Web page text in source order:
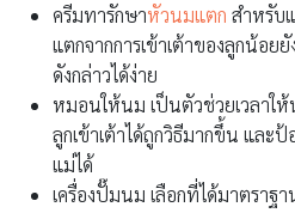
ครีมทารักษาหัวนมแตก สำหรับ
แตกจากการเข้าเต้าของลูกน้อย
ดังกล่าวได้ง่าย
หมอนให้นม เป็นตัวช่วยเวลาใ
ลูกเข้าเต้าได้ถูกวิธีมากขึ้น และ
แม่ได้
เครื่องปั๊มนม เลือกที่ได้มาตราฐ